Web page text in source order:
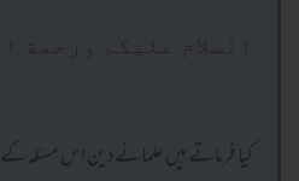
السلام عليكم ورحمة
کیا فرماتے ہیں علمائےدین اس مسئلہ کے